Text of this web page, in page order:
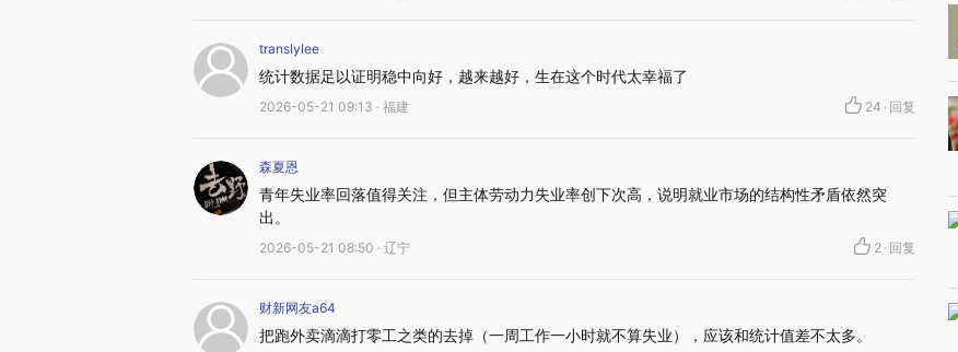
translylee
统计数据足以证明稳中向好，越来越好，生在这个时代太幸福了
2026-05-21 09:13 · 福建 24 · 回复
森夏恩
青年失业率回落值得关注，但主体劳动力失业率创下次高，说明就业市场的结构性矛盾依然突
出。
2026-05-21 08:50 · 辽宁 2 · 回复
财新网友a64
把跑外卖滴滴打零工之类的去掉（一周工作一小时就不算失业），应该和统计值差不太多。